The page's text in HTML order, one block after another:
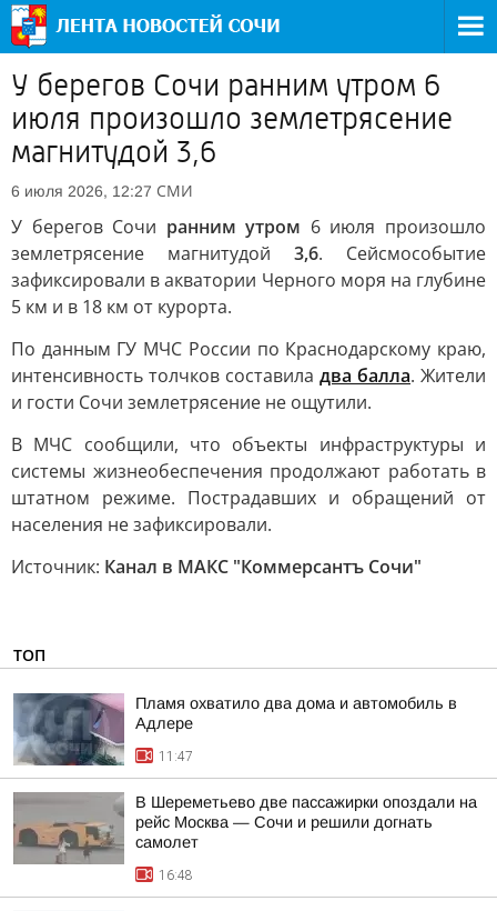
У берегов Сочи ранним утром 6
июля произошло землетрясение
магнитудой 3,6
6 июля 2026, 12:27 СМИ
У берегов Сочи ранним утром 6 июля произошло
землетрясение магнитудой 3,6. Сейсмособытие
зафиксировали в акватории Черного моря на глубине
5 км и в 18 км от курорта.
По данным ГУ МЧС России по Краснодарскому краю,
интенсивность толчков составила два балла. Жители
и гости Сочи землетрясение не ощутили.
В МЧС сообщили, что объекты инфраструктуры и
системы жизнеобеспечения продолжают работать в
штатном режиме. Пострадавших и обращений от
населения не зафиксировали.
Источник: Канал в МАКС "Коммерсантъ Сочи"
ТОП
Пламя охватило два дома и автомобиль в
Адлере
11:47
В Шереметьево две пассажирки опоздали на
рейс Москва — Сочи и решили догнать
самолет
16:48